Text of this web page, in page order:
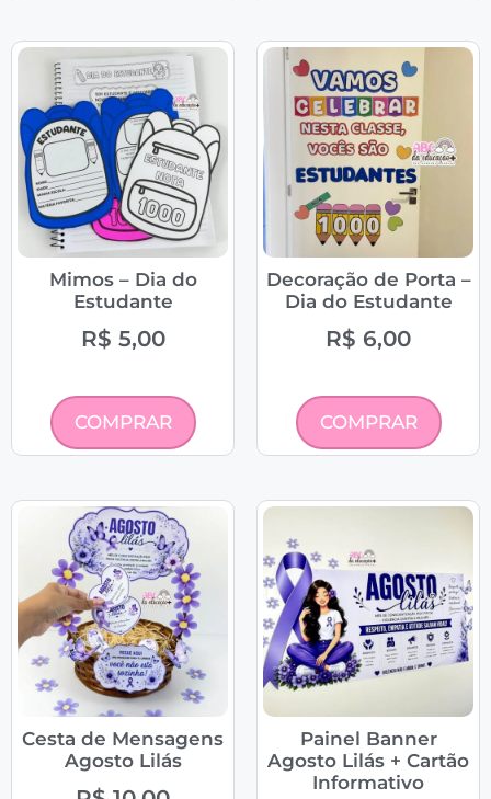
Mimos – Dia do
Estudante
R$ 5,00
COMPRAR
Decoração de Porta –
Dia do Estudante
R$ 6,00
COMPRAR
Cesta de Mensagens
Agosto Lilás
Painel Banner
Agosto Lilás + Cartão
Informativo